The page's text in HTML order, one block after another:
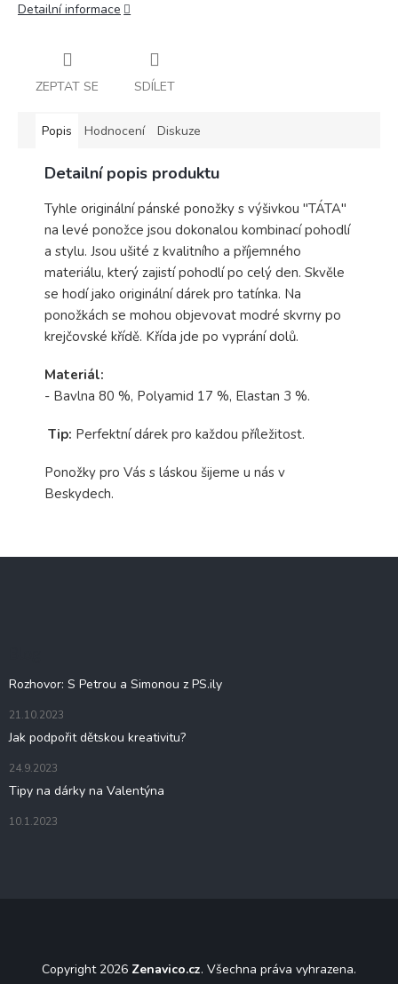
Detailní informace
ZEPTAT SE SDÍLET
Popis Hodnocení Diskuze
Detailní popis produktu
Tyhle originální pánské ponožky s výšivkou "TÁTA"
na levé ponožce jsou dokonalou kombinací pohodlí
a stylu. Jsou ušité z kvalitního a příjemného
materiálu, který zajistí pohodlí po celý den. Skvěle
se hodí jako originální dárek pro tatínka. Na
ponožkách se mohou objevovat modré skvrny po
krejčovské křídě. Křída jde po vyprání dolů.
Materiál:
- Bavlna 80 %, Polyamid 17 %, Elastan 3 %.
Tip: Perfektní dárek pro každou příležitost.
Ponožky pro Vás s láskou šijeme u nás v
Beskydech.
Rozhovor: S Petrou a Simonou z PS.ily
21.10.2023
Jak podpořit dětskou kreativitu?
24.9.2023
Tipy na dárky na Valentýna
10.1.2023
Copyright 2026 Zenavico.cz. Všechna práva vyhrazena.